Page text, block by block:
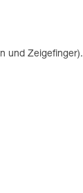
und Zeigefinger).